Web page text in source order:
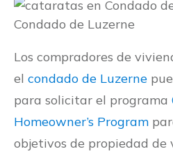
Condado de Luzerne
Los compradores de
el condado de Luzerne
para solicitar el programa
Homeowner’s Program
objetivos de propiedad de